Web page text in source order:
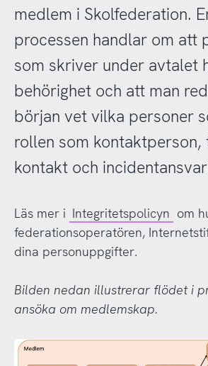
medlem i Skolfederation.
processen handlar om att
som skriver under avtalet
behörighet och att man
början vet vilka personer
rollen som kontaktperson,
kontakt och
Läs mer i Integritetspolicyn om
federationsoperatören,
dina personuppgifter.
Bilden nedan illustrerar flödet i
ansöka om medlemskap.